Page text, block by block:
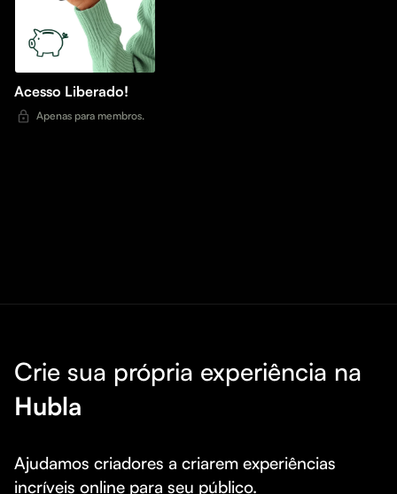
Acesso Liberado!
Apenas para membros.
Crie sua própria experiência na
Hubla
Ajudamos criadores a criarem experiências
incríveis online para seu público.